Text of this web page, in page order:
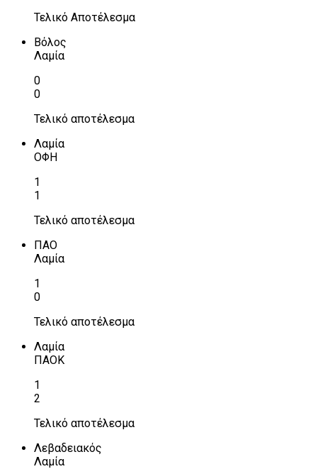
Τελικό Αποτέλεσμα
Βόλος
Λαμία
0
0
Τελικό αποτέλεσμα
Λαμία
ΟΦΗ
1
1
Τελικό αποτέλεσμα
ΠΑΟ
Λαμία
1
0
Τελικό αποτέλεσμα
Λαμία
ΠΑΟΚ
1
2
Τελικό αποτέλεσμα
Λεβαδειακός
Λαμία